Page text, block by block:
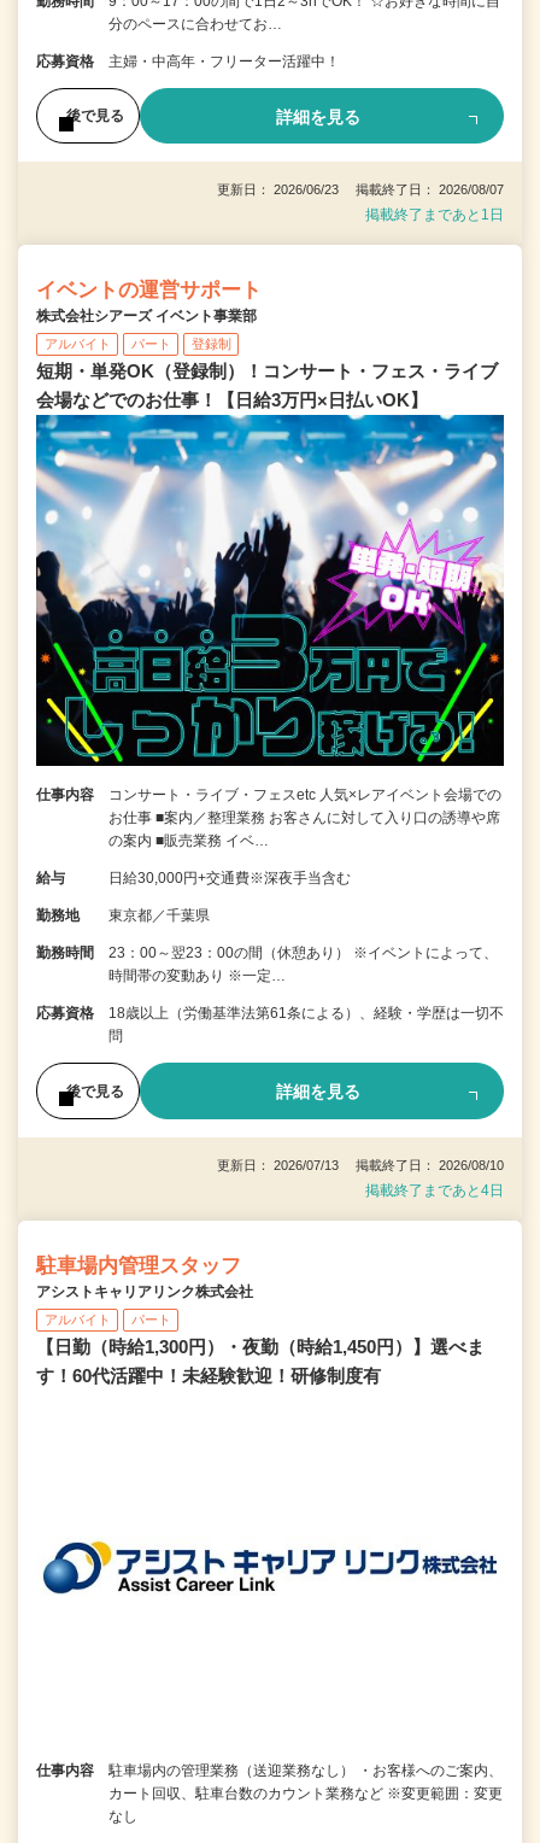
分のペースに合わせてお…
応募資格 主婦・中高年・フリーター活躍中！
後で見る 詳細を見る
更新日： 2026/06/23 掲載終了日： 2026/08/07
掲載終了まであと1日
イベントの運営サポート
株式会社シアーズ イベント事業部
アルバイト パート 登録制
短期・単発OK（登録制）！コンサート・フェス・ライブ
会場などでのお仕事！【日給3万円×日払いOK】
仕事内容
コンサート・ライブ・フェスetc 人気×レアイベント会場での
お仕事 ■案内／整理業務 お客さんに対して入り口の誘導や席
の案内 ■販売業務 イベ…
給与 日給30,000円+交通費※深夜手当含む
勤務地 東京都／千葉県
勤務時間
23：00～翌23：00の間（休憩あり） ※イベントによって、
時間帯の変動あり ※一定…
応募資格
18歳以上（労働基準法第61条による）、経験・学歴は一切不
問
後で見る 詳細を見る
更新日： 2026/07/13 掲載終了日： 2026/08/10
掲載終了まであと4日
駐車場内管理スタッフ
アシストキャリアリンク株式会社
アルバイト パート
【日勤（時給1,300円）・夜勤（時給1,450円）】選べま
す！60代活躍中！未経験歓迎！研修制度有
仕事内容
駐車場内の管理業務（送迎業務なし） ・お客様へのご案内、
カート回収、駐車台数のカウント業務など ※変更範囲：変更
なし